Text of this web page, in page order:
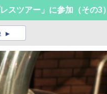
スツアー」に参加（その3）